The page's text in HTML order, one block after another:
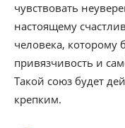
чувствовать
настоящему
человека, которому
привязчивость и
Такой союз будет
крепким.